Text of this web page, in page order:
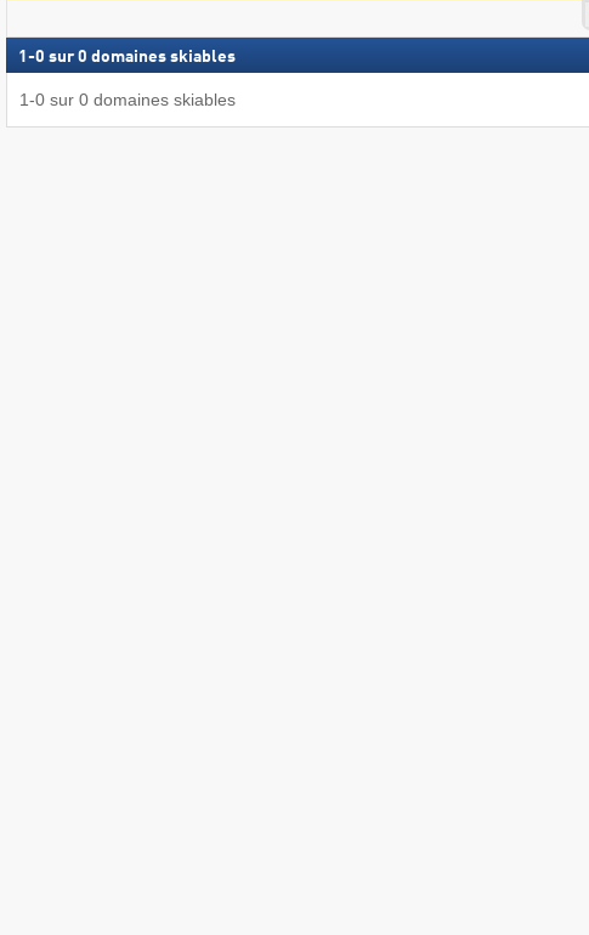
1 -0 sur0 domaines skiables
1-0 sur 0 domaines skiables